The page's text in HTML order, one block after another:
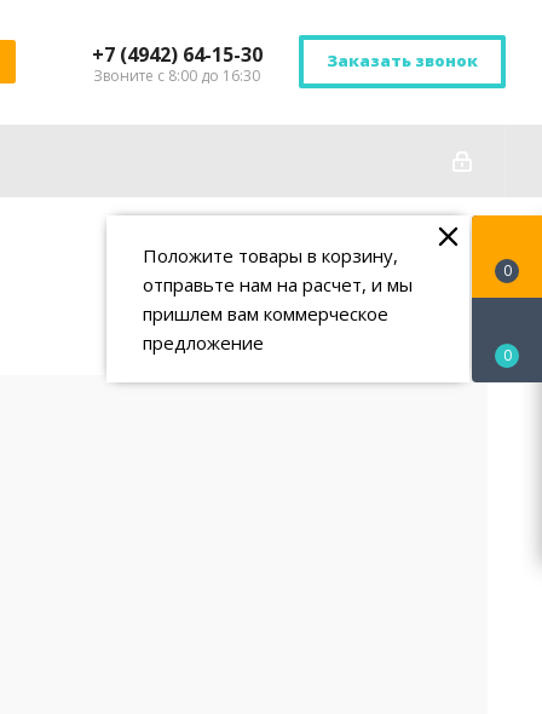
+7 (4942) 64-15-30
Звоните с 8:00 до 16:30
Заказать звонок
0
0
Положите товары в корзину,
отправьте нам на расчет, и мы
пришлем вам коммерческое
предложение